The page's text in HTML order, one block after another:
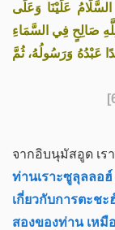
السَّلَامُ عَلَيْنَا وَعَلَى
صَالِحٍ فِي السَّمَاءِ
عَبْدُهُ وَرَسُولُهُ، ثُمَّ
จากอิบนุมัสอูด เร
ท่านเราะซูลุลล
เกี่ยวกับการตะช
สองของท่าน เหมื